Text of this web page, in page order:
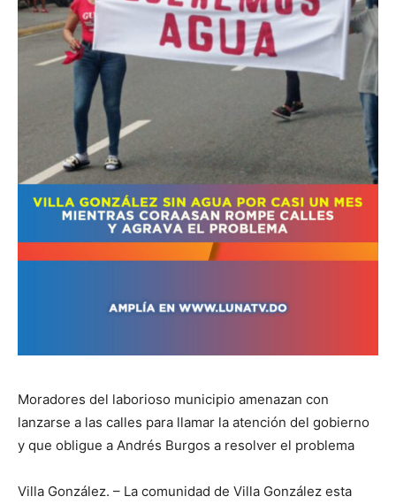
Moradores del laborioso municipio amenazan con
lanzarse a las calles para llamar la atención del gobierno
y que obligue a Andrés Burgos a resolver el problema
Villa González. – La comunidad de Villa González esta